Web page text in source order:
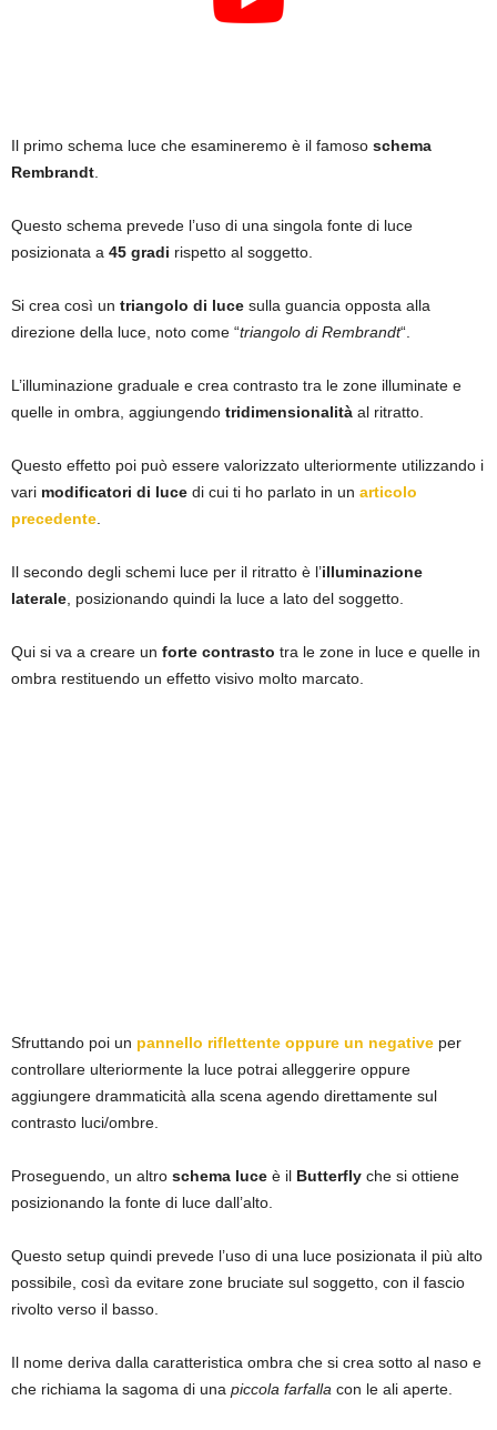
Il primo schema luce che esamineremo è il famoso schema
Rembrandt
Questo schema prevede l’uso di una singola fonte di luce
posizionata a 45 gradi rispetto al soggetto.
Si crea così un triangolo di luce sulla guancia opposta alla
direzione della luce, noto come “triangolo di Rembrandt“.
L’illuminazione graduale e crea contrasto tra le zone illuminate e
quelle in ombra, aggiungendo tridimensionalità al ritratto.
Questo effetto poi può essere valorizzato ulteriormente utilizzando i
vari modificatori di luce di cui ti ho parlato in un articolo
precedente
Il secondo degli schemi luce per il ritratto è l’illuminazione
laterale , posizionando quindi la luce a lato del soggetto.
Qui si va a creare un forte contrasto tra le zone in luce e quelle in
ombra restituendo un effetto visivo molto marcato.
Sfruttando poi un pannello riflettente oppure un negative per
controllare ulteriormente la luce potrai alleggerire oppure
aggiungere drammaticità alla scena agendo direttamente sul
contrasto luci/ombre.
Proseguendo, un altro schema luce è il Butterfly che si ottiene
posizionando la fonte di luce dall’alto.
Questo setup quindi prevede l’uso di una luce posizionata il più alto
possibile, così da evitare zone bruciate sul soggetto, con il fascio
rivolto verso il basso.
Il nome deriva dalla caratteristica ombra che si crea sotto al naso e
che richiama la sagoma di una piccola farfalla con le ali aperte.